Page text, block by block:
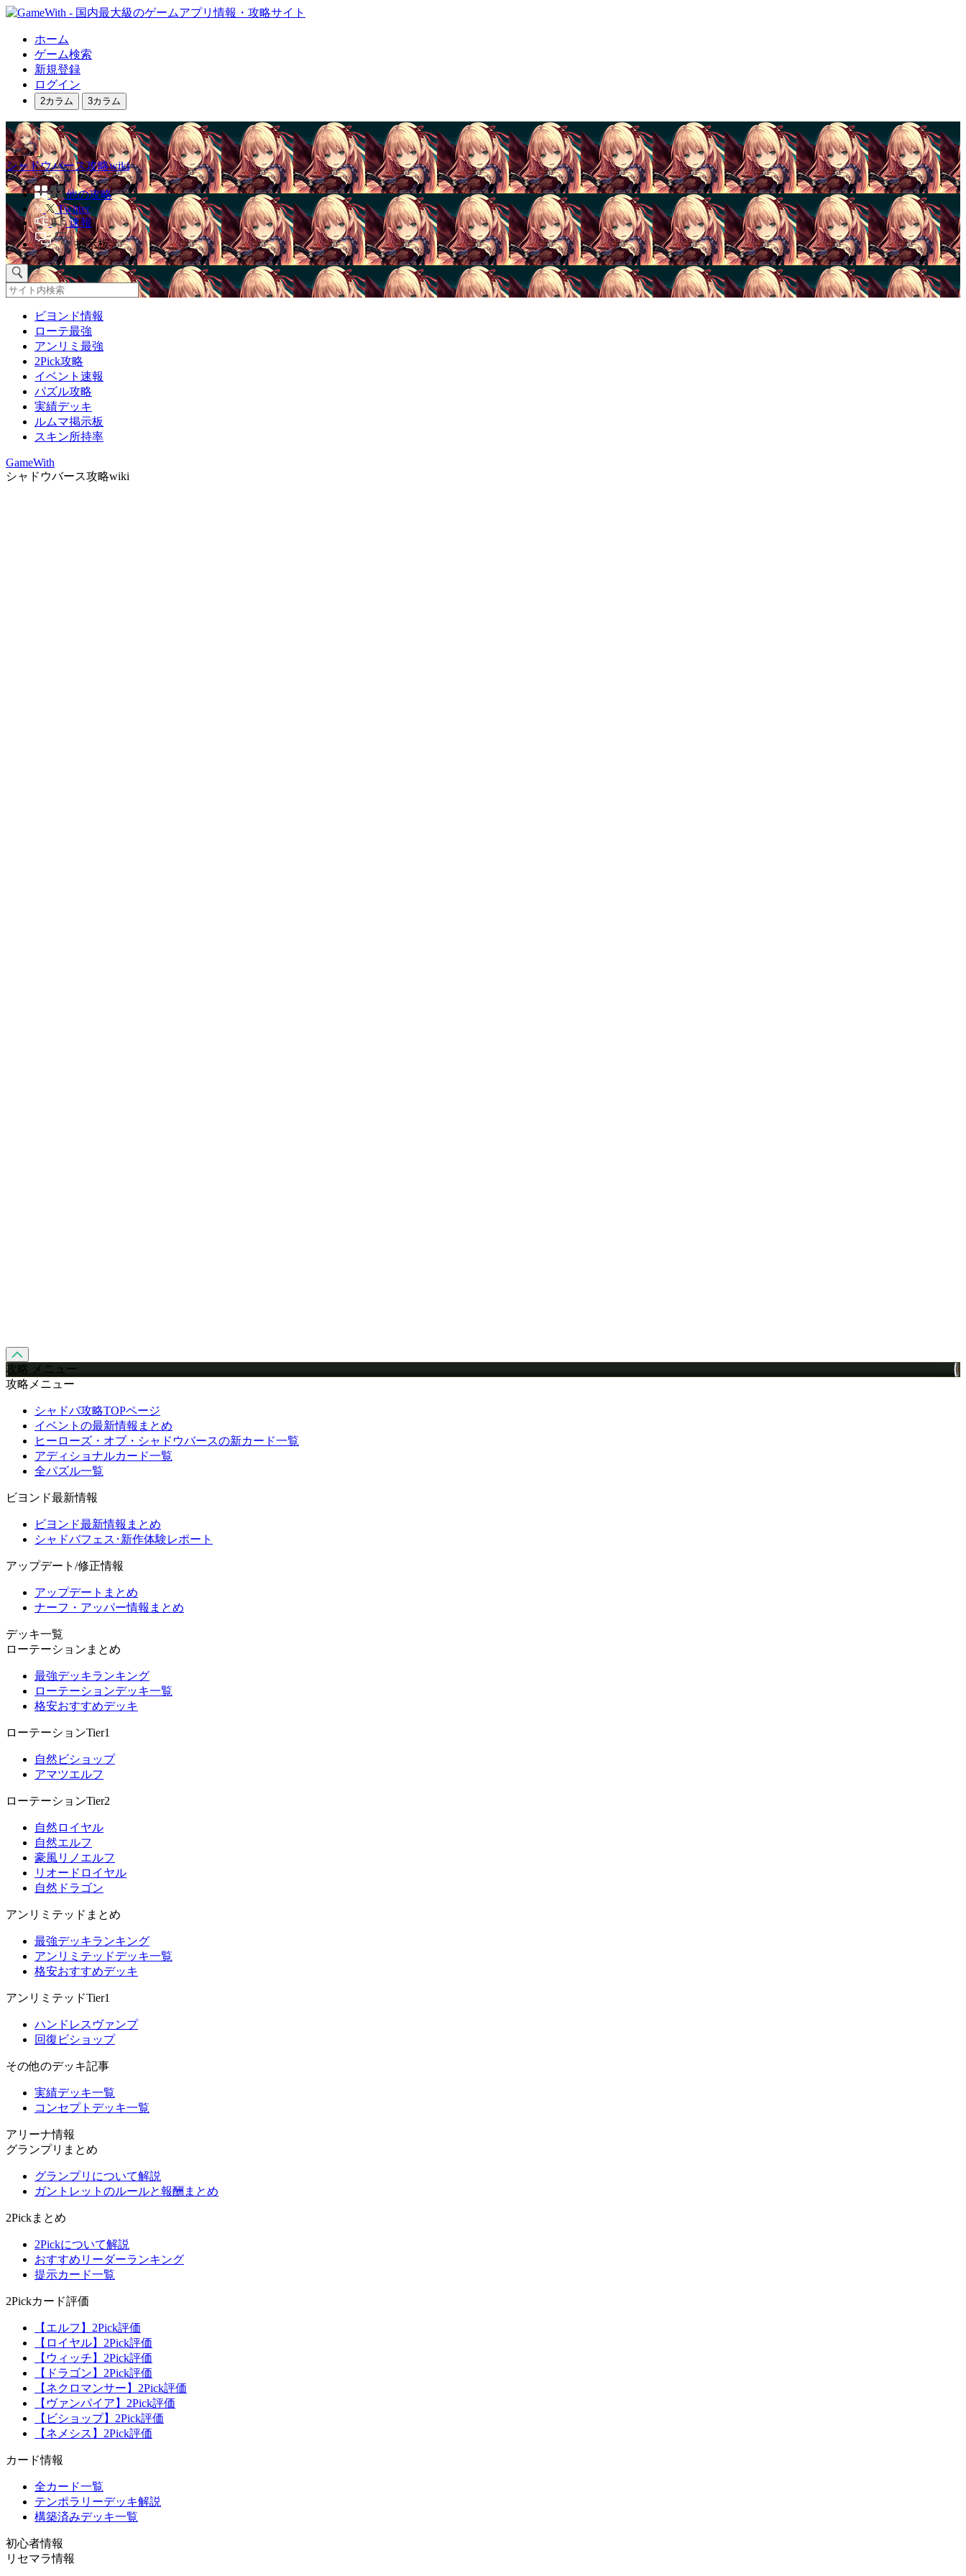
ホーム
ゲーム検索
新規登録
ログイン
2カラム 3カラム
シャドウバース攻略wiki
他の攻略
Twitter
速報
掲示板
ビヨンド情報
ローテ最強
アンリミ最強
2Pick攻略
イベント速報
パズル攻略
実績デッキ
ルムマ掲示板
スキン所持率
GameWith
シャドウバース攻略wiki
攻略 メニュー
攻略メニュー
シャドバ攻略TOPページ
イベントの最新情報まとめ
ヒーローズ・オブ・シャドウバースの新カード一覧
アディショナルカード一覧
全パズル一覧
ビヨンド最新情報
ビヨンド最新情報まとめ
シャドバフェス･新作体験レポート
アップデート/修正情報
アップデートまとめ
ナーフ・アッパー情報まとめ
デッキ一覧
ローテーションまとめ
最強デッキランキング
ローテーションデッキ一覧
格安おすすめデッキ
ローテーションTier1
自然ビショップ
アマツエルフ
ローテーションTier2
自然ロイヤル
自然エルフ
豪風リノエルフ
リオードロイヤル
自然ドラゴン
アンリミテッドまとめ
最強デッキランキング
アンリミテッドデッキ一覧
格安おすすめデッキ
アンリミテッドTier1
ハンドレスヴァンプ
回復ビショップ
その他のデッキ記事
実績デッキ一覧
コンセプトデッキ一覧
アリーナ情報
グランプリまとめ
グランプリについて解説
ガントレットのルールと報酬まとめ
2Pickまとめ
2Pickについて解説
おすすめリーダーランキング
提示カード一覧
2Pickカード評価
【エルフ】2Pick評価
【ロイヤル】2Pick評価
【ウィッチ】2Pick評価
【ドラゴン】2Pick評価
【ネクロマンサー】2Pick評価
【ヴァンパイア】2Pick評価
【ビショップ】2Pick評価
【ネメシス】2Pick評価
カード情報
全カード一覧
テンポラリーデッキ解説
構築済みデッキ一覧
初心者情報
リセマラ情報